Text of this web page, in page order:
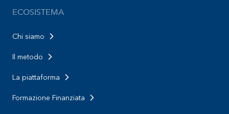
ECOSISTEMA
Chi siamo
Il metodo
La piattaforma
Formazione Finanziata